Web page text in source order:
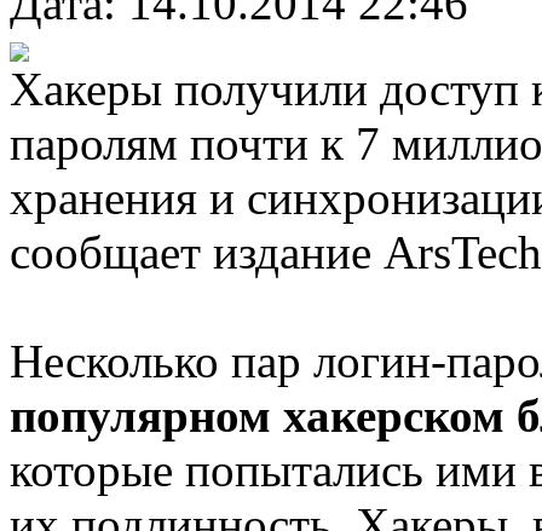
Хакеры получили доступ
паролям почти к 7
хранения и
сообщает издание
Несколько пар логин-
популярном хакерском
которые попытались ими